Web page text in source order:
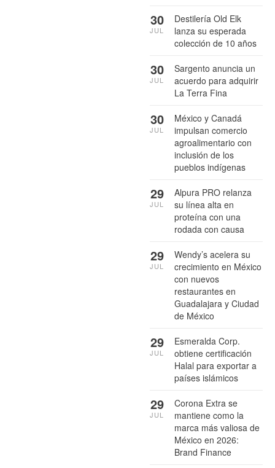
Destilería Old Elk
lanza su esperada
colección de 10 años
30
JUL
Sargento anuncia un
acuerdo para adquirir
La Terra Fina
30
JUL
México y Canadá
impulsan comercio
agroalimentario con
inclusión de los
pueblos indígenas
30
JUL
Alpura PRO relanza
su línea alta en
proteína con una
rodada con causa
29
JUL
Wendy’s acelera su
crecimiento en México
con nuevos
restaurantes en
Guadalajara y Ciudad
de México
29
JUL
Esmeralda Corp.
obtiene certificación
Halal para exportar a
países islámicos
29
JUL
Corona Extra se
mantiene como la
marca más valiosa de
México en 2026:
Brand Finance
29
JUL